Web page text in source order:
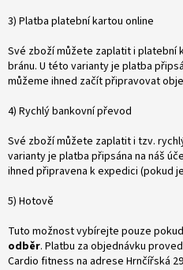
3) Platba platební kartou online
Své zboží můžete zaplatit i platební
bránu. U této varianty je platba
můžeme ihned začít připravovat
4) Rychlý bankovní převod
Své zboží můžete zaplatit i tzv.
varianty je platba připsána na náš
ihned připravena k expedici (pokud je
5) Hotově
Tuto možnost vybírejte pouze
odběr. Platbu za objednávku
Cardio fitness na adrese Hrnčířská